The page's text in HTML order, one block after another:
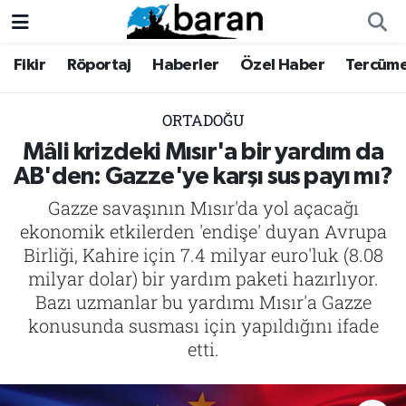
Fikir Röportaj Haberler Özel Haber
ORTADOĞU
Mâli krizdeki Mısır'a bir yardım da
AB'den: Gazze'ye karşı sus payı mı?
Gazze savaşının Mısır'da yol açacağı
ekonomik etkilerden 'endişe' duyan Avrupa
Birliği, Kahire için 7.4 milyar euro'luk (8.08
milyar dolar) bir yardım paketi hazırlıyor.
Bazı uzmanlar bu yardımı Mısır'a Gazze
konusunda susması için yapıldığını ifade
etti.
Fikir
Haberler
Özel Haber
Tercüme
İktibas
Dergi
Fikir
Haberler
Özel Haber
Tercüme
İktibas
Dergi
Nöbetçi Eczaneler
Trafik Durumu
Süper Lig Puan Durumu ve Fikstür
Tüm Manşetler
Son Dakika Haberleri